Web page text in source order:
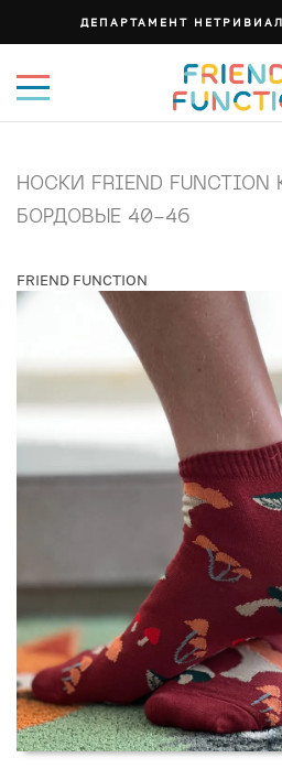
ДЕПАРТАМЕНТ
НОСКИ FRIEND
БОРДОВЫЕ 40-46
FRIEND FUNCTION